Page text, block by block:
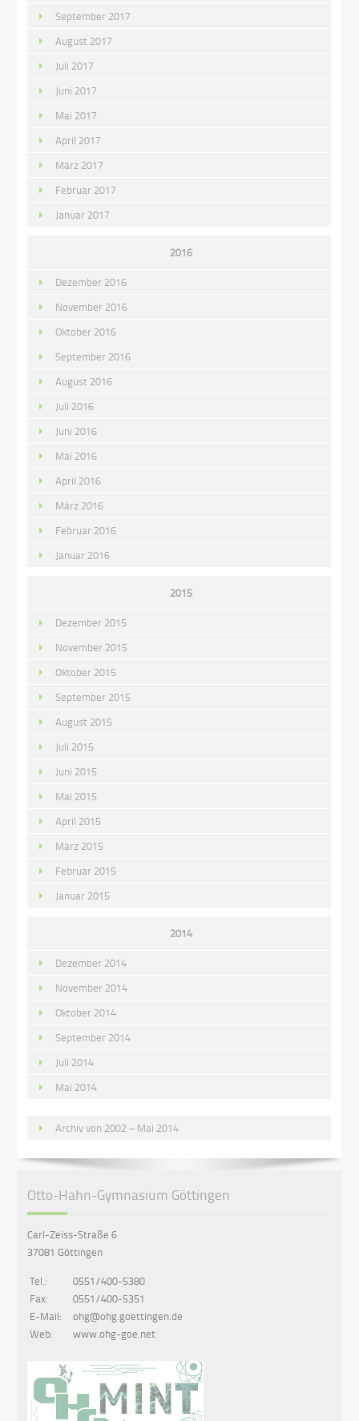
September 2017
August 2017
Juli 2017
Juni 2017
Mai 2017
April 2017
März 2017
Februar 2017
Januar 2017
2016
Dezember 2016
November 2016
Oktober 2016
September 2016
August 2016
Juli 2016
Juni 2016
Mai 2016
April 2016
März 2016
Februar 2016
Januar 2016
2015
Dezember 2015
November 2015
Oktober 2015
September 2015
August 2015
Juli 2015
Juni 2015
Mai 2015
April 2015
März 2015
Februar 2015
Januar 2015
2014
Dezember 2014
November 2014
Oktober 2014
September 2014
Juli 2014
Mai 2014
Archiv von 2002 – Mai 2014
Otto-Hahn-Gymnasium Göttingen
Carl-Zeiss-Straße 6
37081 Göttingen
Tel.:
0551/400-5380
Fax:
0551/400-5351
E-Mail:
ohg@ohg.goettingen.de
Web:
www.ohg-goe.net